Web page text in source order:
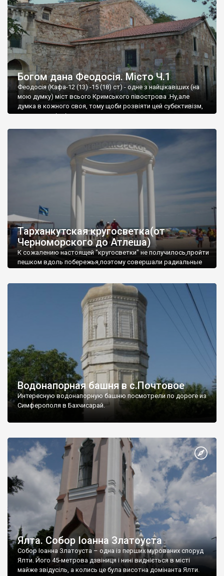
Богом дана Феодосія. Місто Ч.1
Феодосія (Кафа-12 (13) -15 (18) ст) - одне з найцікавіших (на
мою думку) міст всього Кримського півострова .Ну,але
думка в кожного своя, тому щоби розвіяти цей субєктивізм,
запрошую відвідати це
Тарханкутская кругосветка(от
Черноморского до Атлеша)
К сожалению настоящей "кругосветки" не получилось,пройти
пешком вдоль побережья,поэтому совершали радиальные
Водонапорная башня в с.Почтовое
Интересную водонапорную башню посмотрели по дороге из
Симферополя в Бахчисарай.
Ялта. Собор Іоанна Златоуста
Собор Іоанна Златоуста – одна із перших мурованих споруд
Ялти. Його 45-метрова дзвіниця і нині видніється в місті
майже звідусіль, а колись це була висотна домінанта Ялти.